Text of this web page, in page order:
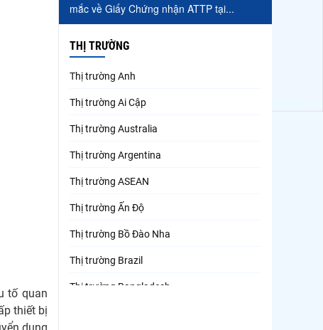
tố quan
thiết bị
mắc về Giấy Chứng nhận ATTP tại...
THỊ TRƯỜNG
Thị trường Anh
Thị trường Ai Cập
Thị trường Australia
Thị trường Argentina
Thị trường ASEAN
Thị trường Ấn Độ
Thị trường Bồ Đào Nha
Thị trường Brazil
Thị trường Bangladesh